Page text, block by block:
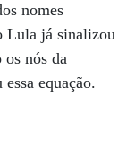
nomes
Lula já sinalizou
os nós da
equação.